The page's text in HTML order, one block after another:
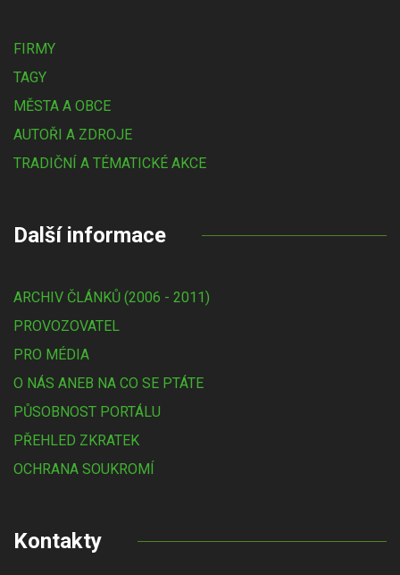
FIRMY
TAGY
MĚSTA A OBCE
AUTOŘI A ZDROJE
TRADIČNÍ A TÉMATICKÉ AKCE
Další informace
ARCHIV ČLÁNKŮ (2006 - 2011)
PROVOZOVATEL
PRO MÉDIA
O NÁS ANEB NA CO SE PTÁTE
PŮSOBNOST PORTÁLU
PŘEHLED ZKRATEK
OCHRANA SOUKROMÍ
Kontakty